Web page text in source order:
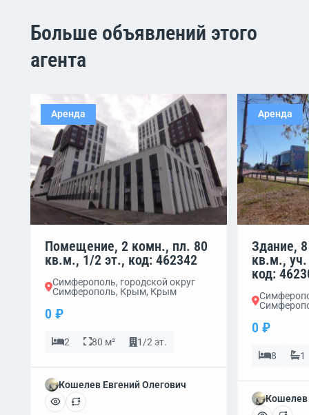
Больше объявлений этого
агента
Аренда
Помещение, 2 комн., пл. 80
кв.м., 1/2 эт., код: 462342
Симферополь, городской округ
Симферополь, Крым, Крым
0 ₽
2 80 м² 1/2 эт.
Кошелев Евгений Олегович
Аренда
Здание,
кв.м.,
код:
0 ₽
8 1
Кошелев